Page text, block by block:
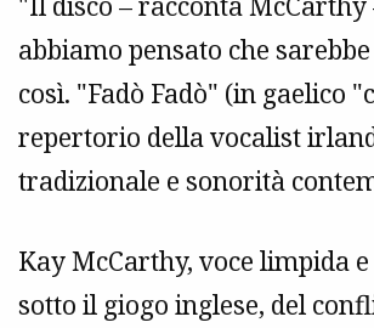
abbiamo pensato che
così. "Fadò Fadò" (in gaelico
repertorio della vocalist
tradizionale e sonorità
Kay McCarthy, voce limpida
sotto il giogo inglese, del